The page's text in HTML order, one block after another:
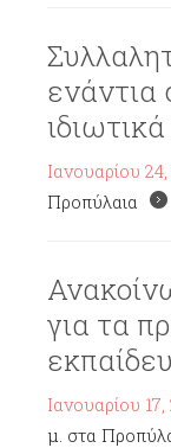
ενάντια
Ιανουαρίου
Προπύλαια
για τα
Ιανουαρίου
μ. στα